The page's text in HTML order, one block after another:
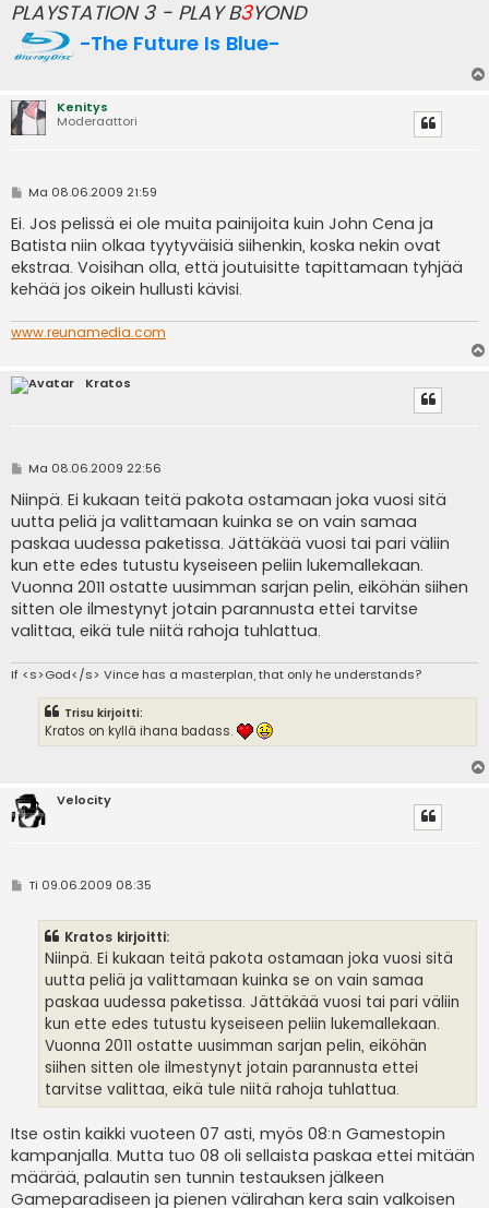
PLAYSTATION 3 - PLAY B3YOND
-The Future Is Blue-
Kenitys
Moderaattori
V
s
t
i
Ma 08.06.2009 21:59
Ei. Jos pelissä ei ole muita painijoita kuin John Cena ja
Batista niin olkaa tyytyväisiä siihenkin, koska nekin ovat
ekstraa. Voisihan olla, että joutuisitte tapittamaan tyhjää
kehää jos oikein hullusti kävisi.
www.reunamedia.com
Kratos
V
e
s
t
i
Ma 08.06.2009 22:56
Niinpä. Ei kukaan teitä pakota ostamaan joka vuosi sitä
uutta peliä ja valittamaan kuinka se on vain samaa
paskaa uudessa paketissa. Jättäkää vuosi tai pari väliin
kun ette edes tutustu kyseiseen peliin lukemallekaan.
Vuonna 2011 ostatte uusimman sarjan pelin, eiköhän siihen
sitten ole ilmestynyt jotain parannusta ettei tarvitse
valittaa, eikä tule niitä rahoja tuhlattua.
If <s>God</s> Vince has a masterplan, that only he understands?
Trisu kirjoitti:
Kratos on kyllä ihana badass.
Velocity
VTi 09.06.2009 08:35
Kratos kirjoitti:
Niinpä. Ei kukaan teitä pakota ostamaan joka vuosi sitä
uutta peliä ja valittamaan kuinka se on vain samaa
paskaa uudessa paketissa. Jättäkää vuosi tai pari väliin
kun ette edes tutustu kyseiseen peliin lukemallekaan.
Vuonna 2011 ostatte uusimman sarjan pelin, eiköhän
siihen sitten ole ilmestynyt jotain parannusta ettei
tarvitse valittaa, eikä tule niitä rahoja tuhlattua.
Itse ostin kaikki vuoteen 07 asti, myös 08:n Gamestopin
kampanjalla. Mutta tuo 08 oli sellaista paskaa ettei mitään
määrää, palautin sen tunnin testauksen jälkeen
Gameparadiseen ja pienen välirahan kera sain valkoisen